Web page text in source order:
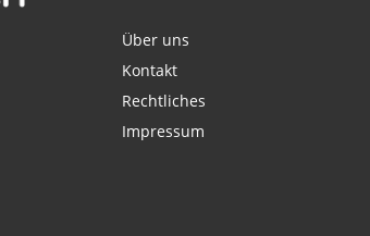
Über uns
Kontakt
Rechtliches
Impressum